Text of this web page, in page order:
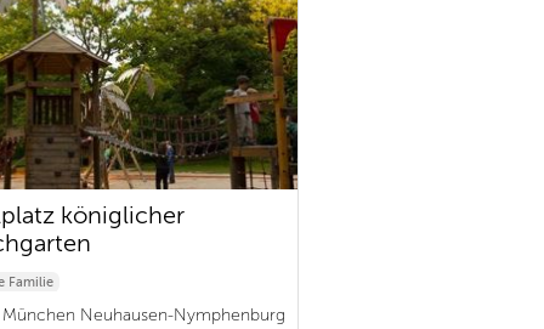
königlicher
Familie
Neuhausen-Nymphenburg